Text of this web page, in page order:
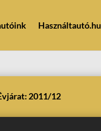
Használtautó.hu
2011/12